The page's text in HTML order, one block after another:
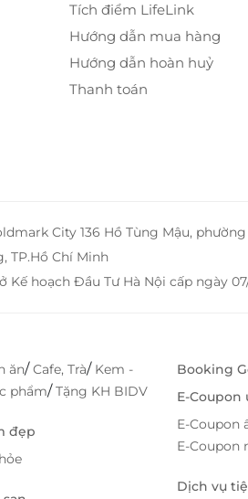
dưỡng uy tín
cung cấp các voucher
và đặt mua voucher nghỉ
phí tiết kiệm.
LifeLink mang đến trải
luôn sẵn sàng giải đáp mọi
Tích điểm LifeLink
Hướng dẫn mua hàng
Hướng dẫn hoàn huỷ
Thanh toán
City 136 Hồ Tùng Mậu,
TP.Hồ Chí Minh
Kế hoạch Đầu Tư Hà Nội cấp ngày
ăn/Cafe, Trà/ Kem -
phẩm/Tặng KH BIDV
đẹp
Booking
E-Coupon
E-Coupon
E-Coupon
Dịch vụ